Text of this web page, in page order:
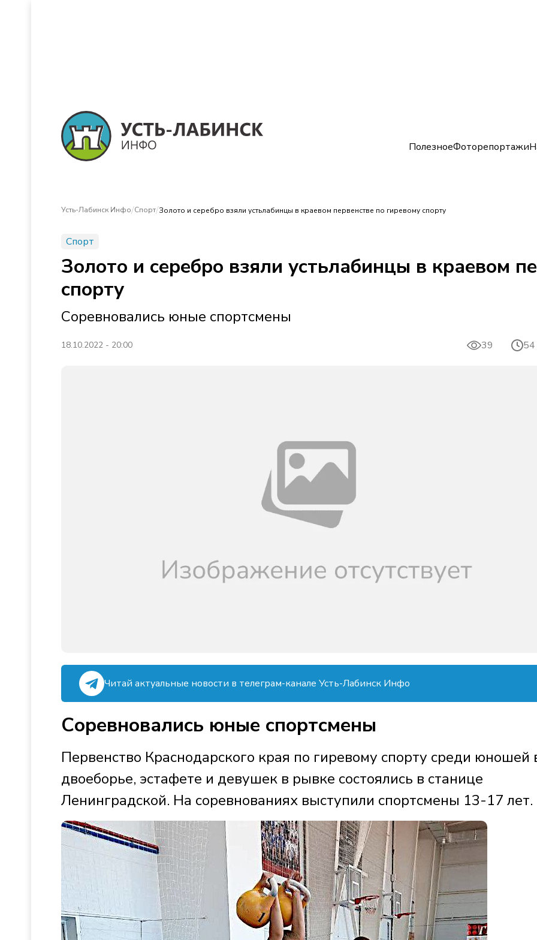
ПолезноеФоторепортажи
Усть-Лабинск Инфо/Спорт/Золото и серебро взяли устьлабинцы в краевом первенстве по гиревому спорту
Спорт
Золото и серебро взяли устьлабинцы в краевом
спорту
Соревновались юные спортсмены
18.10.2022 - 20:00 39 54
Читай актуальные новости в телеграм-канале Усть-Лабинск Инфо
Соревновались юные спортсмены
Первенство Краснодарского края по гиревому спорту среди юношей
двоеборье, эстафете и девушек в рывке состоялись в станице
Ленинградской. На соревнованиях выступили спортсмены 13-17 лет.